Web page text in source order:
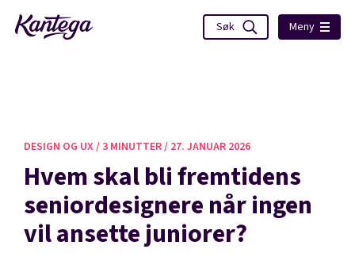
Meny
DESIGN OG UX /3 MINUTTER / 27. JANUAR 2026
Hvem skal bli fremtidens
seniordesignere når ingen
vil ansette juniorer?